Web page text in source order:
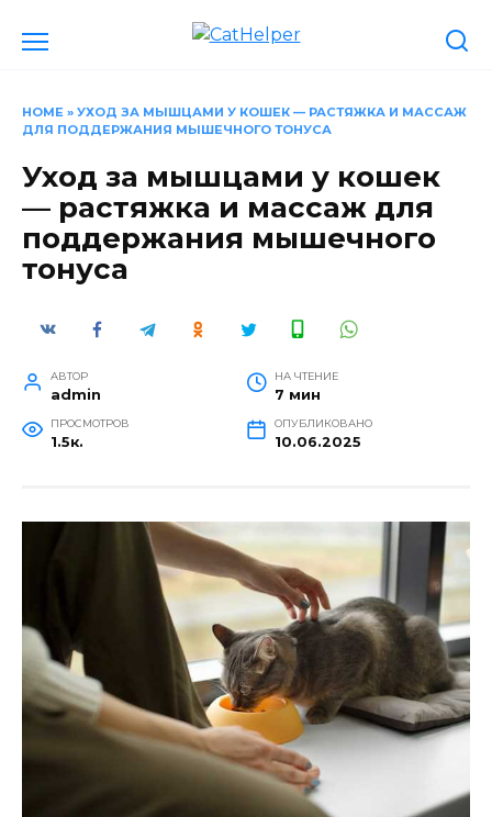
HOME » УХОД ЗА МЫШЦАМИ У КОШЕК — РАСТЯЖКА И МАССАЖ
ДЛЯ ПОДДЕРЖАНИЯ МЫШЕЧНОГО ТОНУСА
Уход за мышцами у кошек
— растяжка и массаж для
поддержания мышечного
тонуса
АВТОР
admin
НА ЧТЕНИЕ
7 мин
ПРОСМОТРОВ
1.5к.
ОПУБЛИКОВАНО
10.06.2025